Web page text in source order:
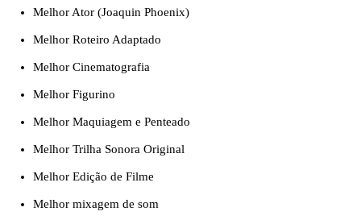
Melhor Ator (Joaquin Phoenix)
Melhor Roteiro Adaptado
Melhor Cinematografia
Melhor Figurino
Melhor Maquiagem e Penteado
Melhor Trilha Sonora Original
Melhor Edição de Filme
Melhor mixagem de som